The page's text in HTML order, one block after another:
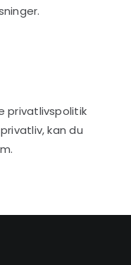
privatlivspolitik
kan du